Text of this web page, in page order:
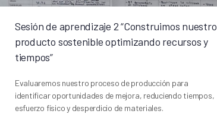
Sesión de aprendizaje 2 “Construimos nuestro
producto sostenible optimizando recursos y
tiempos”
Evaluaremos nuestro proceso de producción para
identificar oportunidades de mejora, reduciendo tiempos,
esfuerzo físico y desperdicio de materiales.